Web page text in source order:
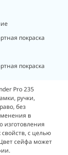
покраска
покраска
Pro 235
ручки,
без
в
изготовления
с целью
сейфа может